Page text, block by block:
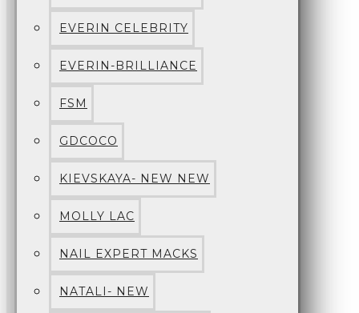
EVERIN CELEBRITY
EVERIN-BRILLIANCE
FSM
GDCOCO
KIEVSKAYA- NEW NEW
MOLLY LAC
NAIL EXPERT MACKS
NATALI- NEW